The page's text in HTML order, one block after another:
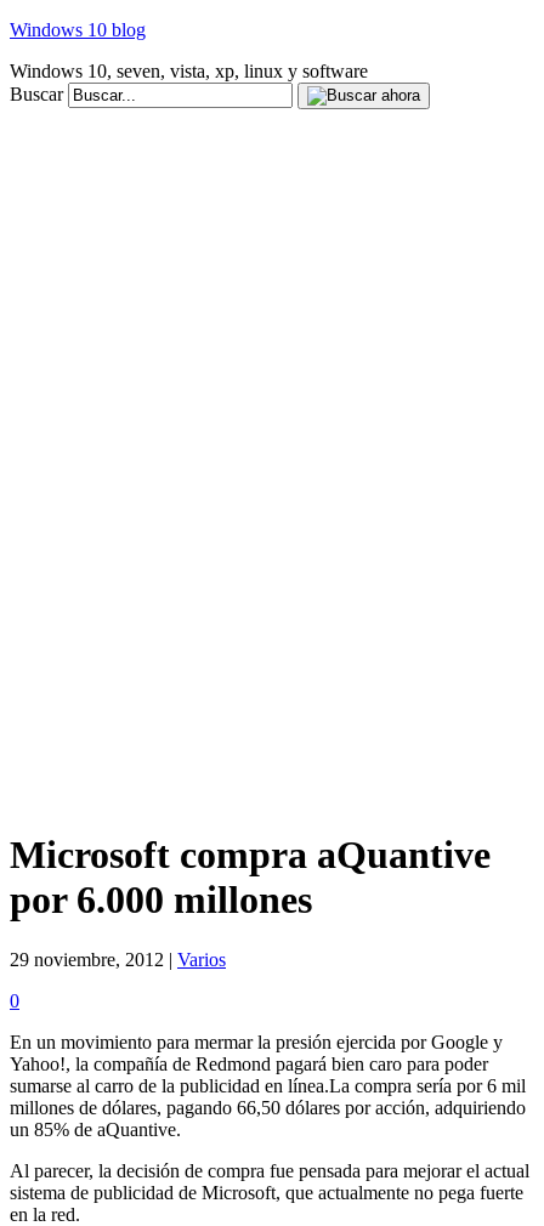
Windows 10 blog
Windows 10, seven, vista, xp, linux y software
Buscar
Microsoft compra aQuantive
por 6.000 millones
29 noviembre, 2012 | Varios
0
En un movimiento para mermar la presión ejercida por Google y
Yahoo!, la compañía de Redmond pagará bien caro para poder
sumarse al carro de la publicidad en línea.La compra sería por 6 mil
millones de dólares, pagando 66,50 dólares por acción, adquiriendo
un 85% de aQuantive.
Al parecer, la decisión de compra fue pensada para mejorar el actual
sistema de publicidad de Microsoft, que actualmente no pega fuerte
en la red.